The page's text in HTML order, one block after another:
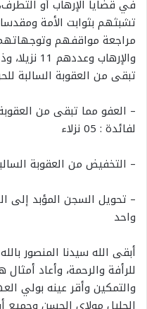
في قضايا الإرهاب أو
تشبثهم بثوابت الأمة
مراجعة مواقفهم
والإرهاب
تبقى من العقوبة السالبة للحرية
– العفو مما تبقى من
لفائدة : 05 نزلاء
– التخفيض من العقوبة السالبة للحرية
واحد
أبقى الله سيدنا المنصور
للرأفة والرحمة، وأعاد
والتمكين وأقر عينه بولي